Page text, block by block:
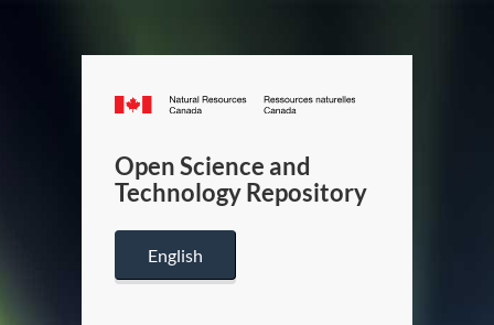
Canada.ca
/
Canada
Open Science and
Technology Repository
English